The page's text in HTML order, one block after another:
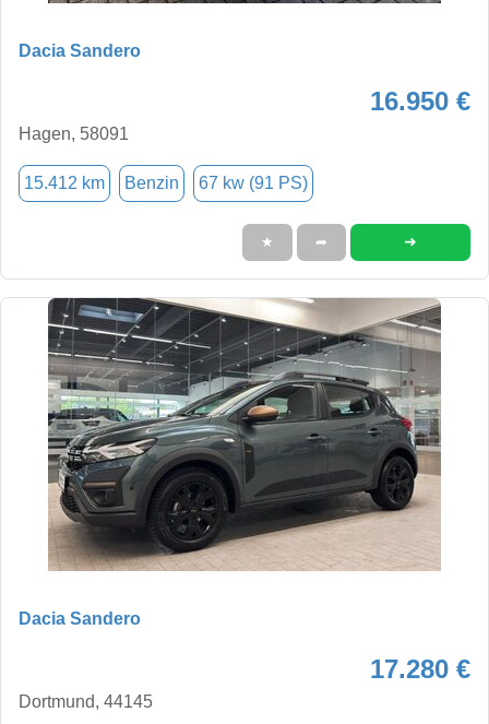
Dacia Sandero
16.950 €
Hagen, 58091
15.412 km Benzin 67 kw (91 PS)
★ ➦ ➜
Dacia Sandero
17.280 €
Dortmund, 44145